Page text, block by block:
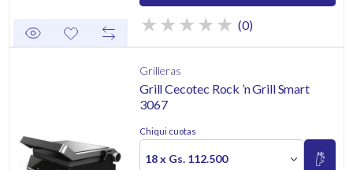
(0)
Grilleras
Grill Cecotec Rock ’n Grill Smart
3067
Chiqui cuotas
18 x Gs. 112.500